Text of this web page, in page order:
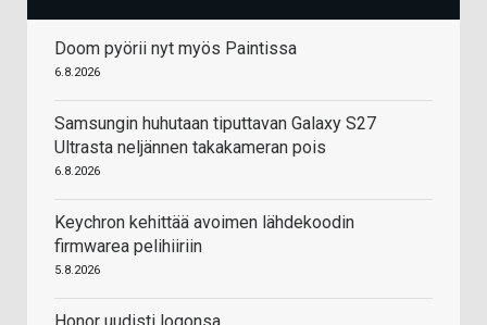
Doom pyörii nyt myös Paintissa
6.8.2026
Samsungin huhutaan tiputtavan Galaxy S27
Ultrasta neljännen takakameran pois
6.8.2026
Keychron kehittää avoimen lähdekoodin
firmwarea pelihiiriin
5.8.2026